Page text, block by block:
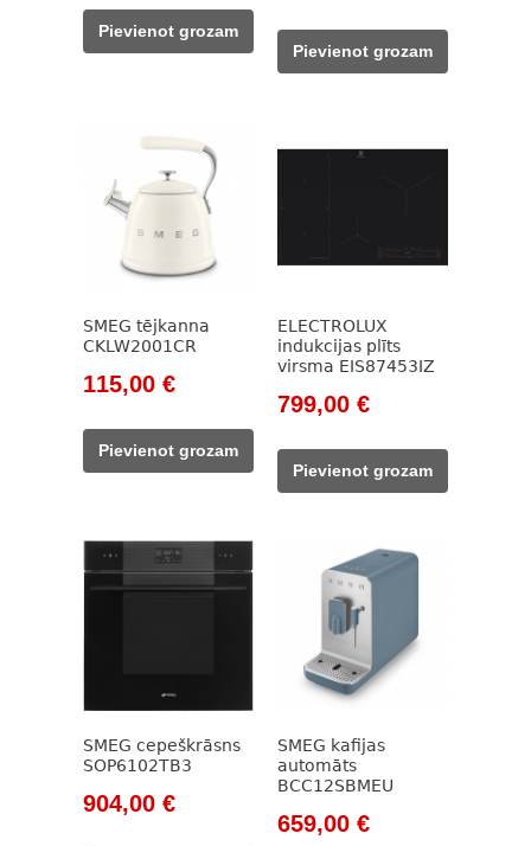
was:
949,00 €.
672,00 €.
Pievienot grozam
was:
890,00 €.
478,00 €.
Pievienot grozam
SMEG tējkanna
CKLW2001CR
Original
was:
133,00 €.
115,00 €Current
115,00 €.
Pievienot grozam
ELECTROLUX
indukcijas plīts
virsma EIS87453IZ
Original
was:
1
799,00 €Current
799,00 €.
Pievienot grozam
SMEG cepeškrāsns
SOP6102TB3
Original
904,00 €Current
SMEG kafijas
automāts
BCC12SBMEU
Original
659,00 €Current